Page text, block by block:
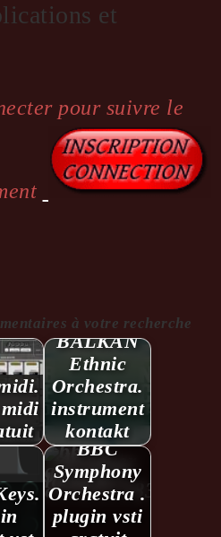
et
pour suivre le
à votre recherche
BALKAN
Ethnic
Orchestra.
instrument
kontakt
BBC
Symphony
Orchestra .
plugin vsti